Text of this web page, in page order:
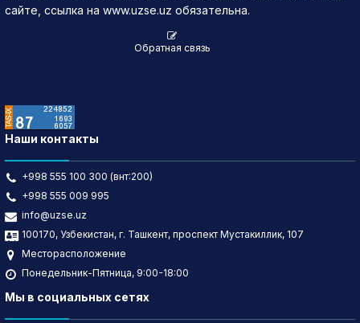
сайте, ссылка на www.uzse.uz обязательна.
Обратная связь
Наши контакты
+998 555 100 300 (внт:200)
+998 555 009 995
info@uzse.uz
100170, Узбекистан, г. Ташкент, проспект Мустакиллик, 107
Месторасположение
Понедельник-Пятница, 9:00-18:00
Мы в социальных сетях